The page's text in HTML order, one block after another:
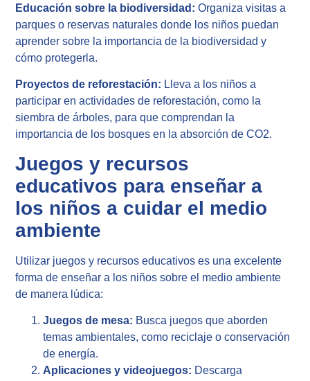
Educación sobre la biodiversidad: Organiza visitas a
parques o reservas naturales donde los niños puedan
aprender sobre la importancia de la biodiversidad y
cómo protegerla.
Proyectos de reforestación: Lleva a los niños a
participar en actividades de reforestación, como la
siembra de árboles, para que comprendan la
importancia de los bosques en la absorción de CO2.
Juegos y recursos
educativos para enseñar a
los niños a cuidar el medio
ambiente
Utilizar juegos y recursos educativos es una excelente
forma de enseñar a los niños sobre el medio ambiente
de manera lúdica:
Juegos de mesa: Busca juegos que aborden
temas ambientales, como reciclaje o conservación
de energía.
Aplicaciones y videojuegos: Descarga